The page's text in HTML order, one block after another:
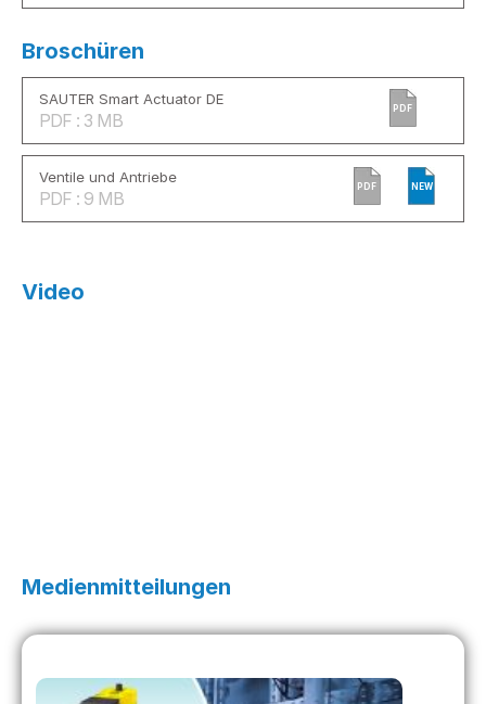
Video
Medienmitteilungen
Broschüren
SAUTER Smart Actuator DE
PDF : 3 MB
PDF
Ventile und Antriebe
PDF : 9 MB
PDF NEW